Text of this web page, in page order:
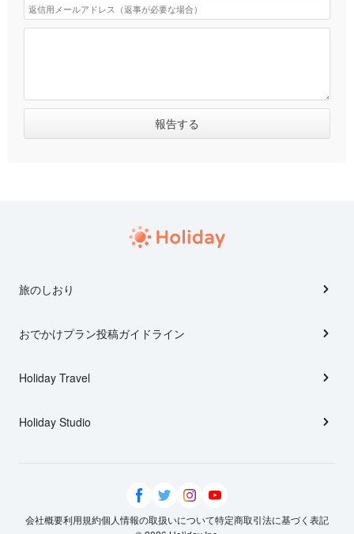
旅のしおり
おでかけプラン投稿ガイドライン
Holiday Travel
Holiday Studio
会社概要利用規約個人情報の取扱いについて特定商取引法に基づく表記